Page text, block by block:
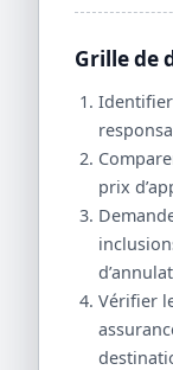
Grille de
prix
Vérifier